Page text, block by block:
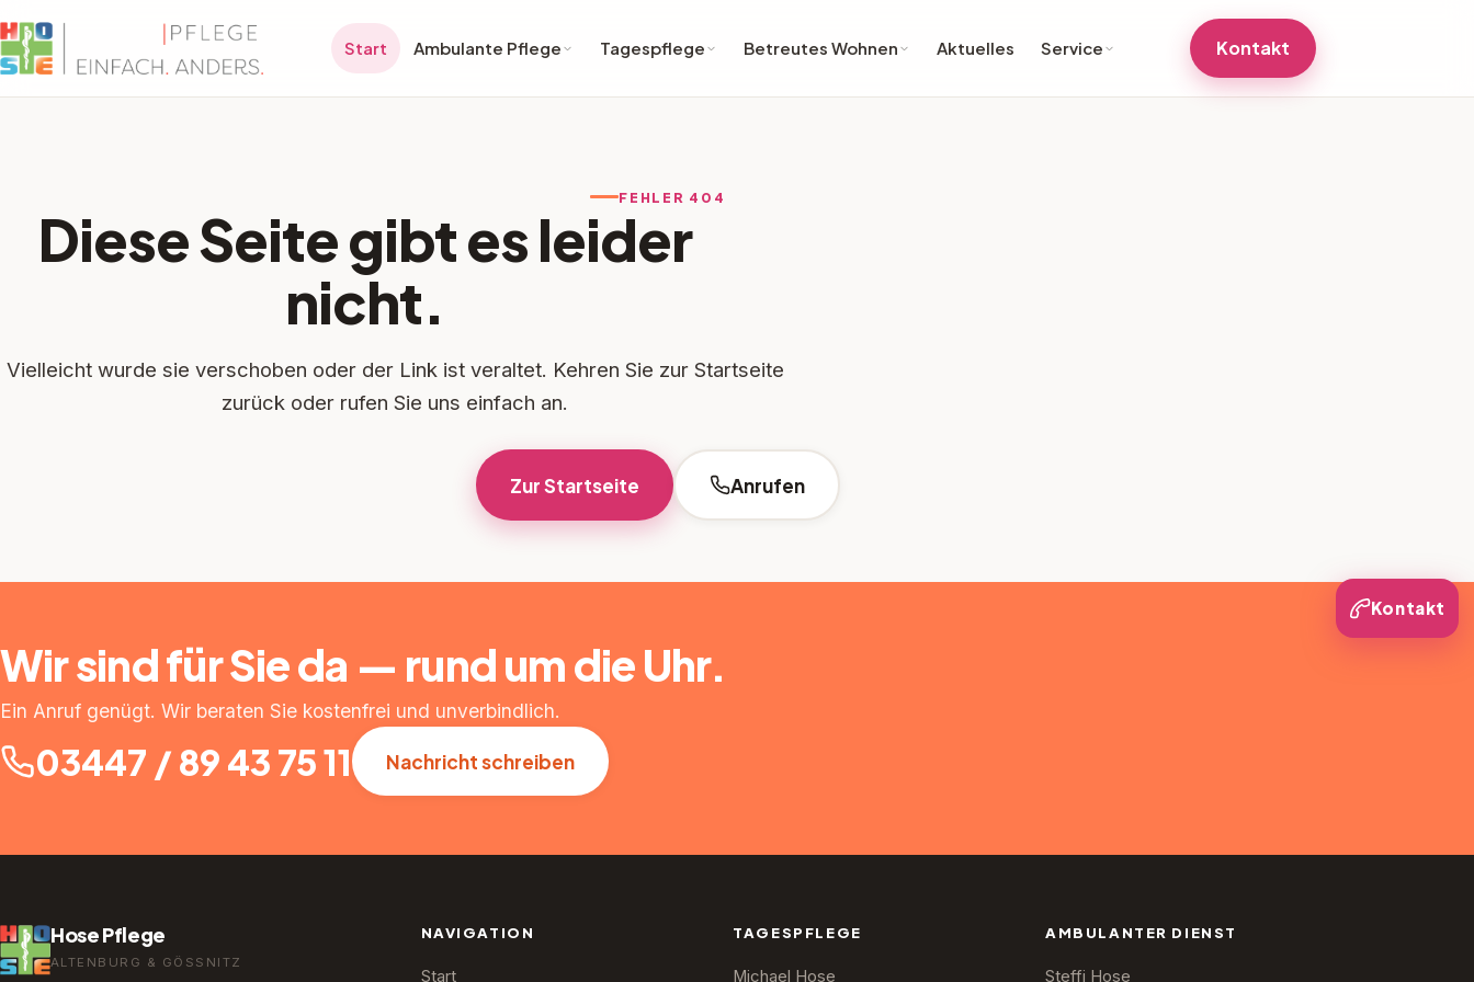
Start Ambulante Pflege Tagespflege Betreutes Wohnen Aktuelles Service Kontakt
FEHLER 404
Diese Seite gibt es leider
nicht.
Vielleicht wurde sie verschoben oder der Link ist veraltet. Kehren Sie zur Startseite
zurück oder rufen Sie uns einfach an.
Zur Startseite Anrufen
Wir sind für Sie da — rund um die Uhr.
Ein Anruf genügt. Wir beraten Sie kostenfrei und unverbindlich.
03447 / 89 43 75 11 Nachricht schreiben
Hose Pflege
ALTENBURG & GÖSSNITZ
NAVIGATION
Start
TAGESPFLEGE
Michael Hose
AMBULANTER DIENST
Steffi Hose
Kontakt